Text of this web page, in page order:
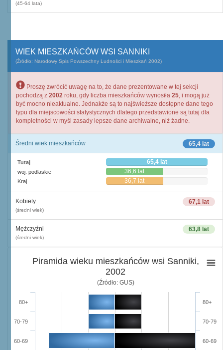
(45-64 lata)
WIEK MIESZKAŃCÓW WSI SANNIKI
(Źródło: Narodowy Spis Powszechny Ludności i Mieszkań 2002)
Proszę zwrócić uwagę na to, że dane prezentowane w tej sekcji
pochodzą z 2002 roku, gdy liczba mieszkańców wynosiła 25, i mogą już
być mocno nieaktualne. Jednakże są to najświeższe dostępne dane tego
typu dla miejscowości statystycznych dlatego przedstawione są tutaj dla
kompletności w myśl zasady lepsze dane archiwalne, niż żadne.
65,4 lat
Średni wiek mieszkańców
Tutaj 65,4 lat
woj. podlaskie 36,6 lat
Kraj 36,7 lat
67,1 lat
Kobiety
(średni wiek)
63,8 lat
Mężczyźni
(średni wiek)
Piramida wieku mieszkańców wsi Sanniki,
2002
(Źródło: GUS)
60-69
70-79
80+
60-69
70-79
80+